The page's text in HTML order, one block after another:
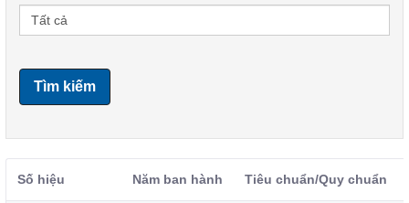
Tìm kiếm
Số hiệu Năm ban hành Tiêu chuẩn/Quy chuẩn